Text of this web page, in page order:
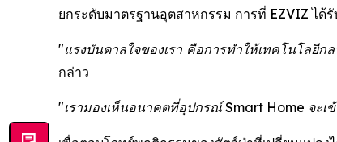
ยกระดับมาตรฐานอุตสาหกรรม การที่ EZVIZ ได้
"แรงบันดาลใจของเรา คือการทำให้เทคโนโลยีก
กล่าว
"เรามองเห็นอนาคตที่อุปกรณ์ Smart Home จะ